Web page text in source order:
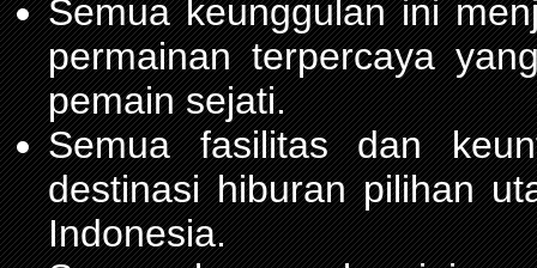
Semua keunggulan ini
permainan terpercaya
pemain sejati.
Semua fasilitas dan
destinasi hiburan pilihan
Indonesia.